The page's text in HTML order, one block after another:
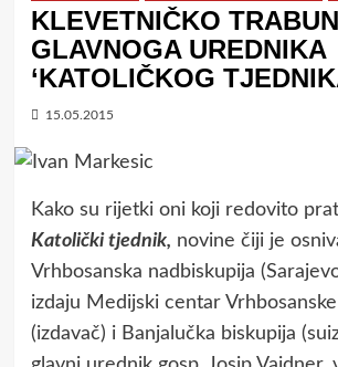
KLEVETNIČKO
GLAVNOGA UREDNIKA
‘KATOLIČKOG
15.05.2015
Kako su rijetki oni koji redovito
Katolički tjednik, novine čiji je
Vrhbosanska nadbiskupija
izdaju Medijski centar
(izdavač) i Banjalučka biskupija